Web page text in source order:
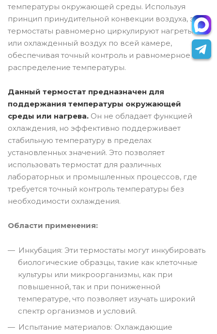
температуры окружающей среды. Используя
принцип принудительной конвекции воздуха, эти
термостаты равномерно циркулируют нагретый
или охлажденный воздух по всей камере,
обеспечивая точный контроль и равномерное
распределение температуры.
Данный термостат предназначен для
поддержания температуры окружающей
среды или нагрева. Он не обладает функцией
охлаждения, но эффективно поддерживает
стабильную температуру в пределах
установленных значений. Это позволяет
использовать термостат для различных
лабораторных и промышленных процессов, где
требуется точный контроль температуры без
необходимости охлаждения.
Области применения:
Инкубация: Эти термостаты могут инкубировать
биологические образцы, такие как клеточные
культуры или микроорганизмы, как при
повышенной, так и при пониженной
температуре, что позволяет изучать широкий
спектр организмов и условий.
Испытание материалов: Охлаждающие